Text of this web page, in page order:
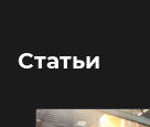
Статьи